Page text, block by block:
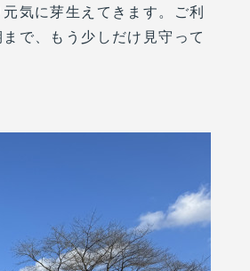
気に芽生えてきます。ご利
で、もう少しだけ見守って